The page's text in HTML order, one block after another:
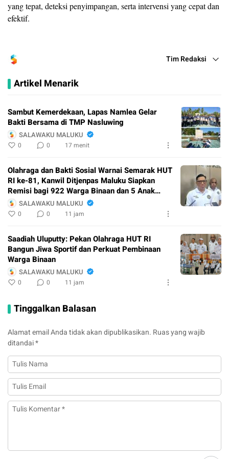
yang tepat, deteksi penyimpangan, serta intervensi yang cepat dan
efektif.
Tim Redaksi
Artikel Menarik
Sambut Kemerdekaan, Lapas Namlea Gelar
Bakti Bersama di TMP Nasluwing
SALAWAKU MALUKU
0 0 17 menit
Olahraga dan Bakti Sosial Warnai Semarak HUT
RI ke-81, Kanwil Ditjenpas Maluku Siapkan
Remisi bagi 922 Warga Binaan dan 5 Anak
BinaanSALAWAKU MALUKU
0 0 11 jam
Saadiah Uluputty: Pekan Olahraga HUT RI
Bangun Jiwa Sportif dan Perkuat Pembinaan
Warga Binaan
SALAWAKU MALUKU
0 0 11 jam
Tinggalkan Balasan
Alamat email Anda tidak akan dipublikasikan. Ruas yang wajib
ditandai*